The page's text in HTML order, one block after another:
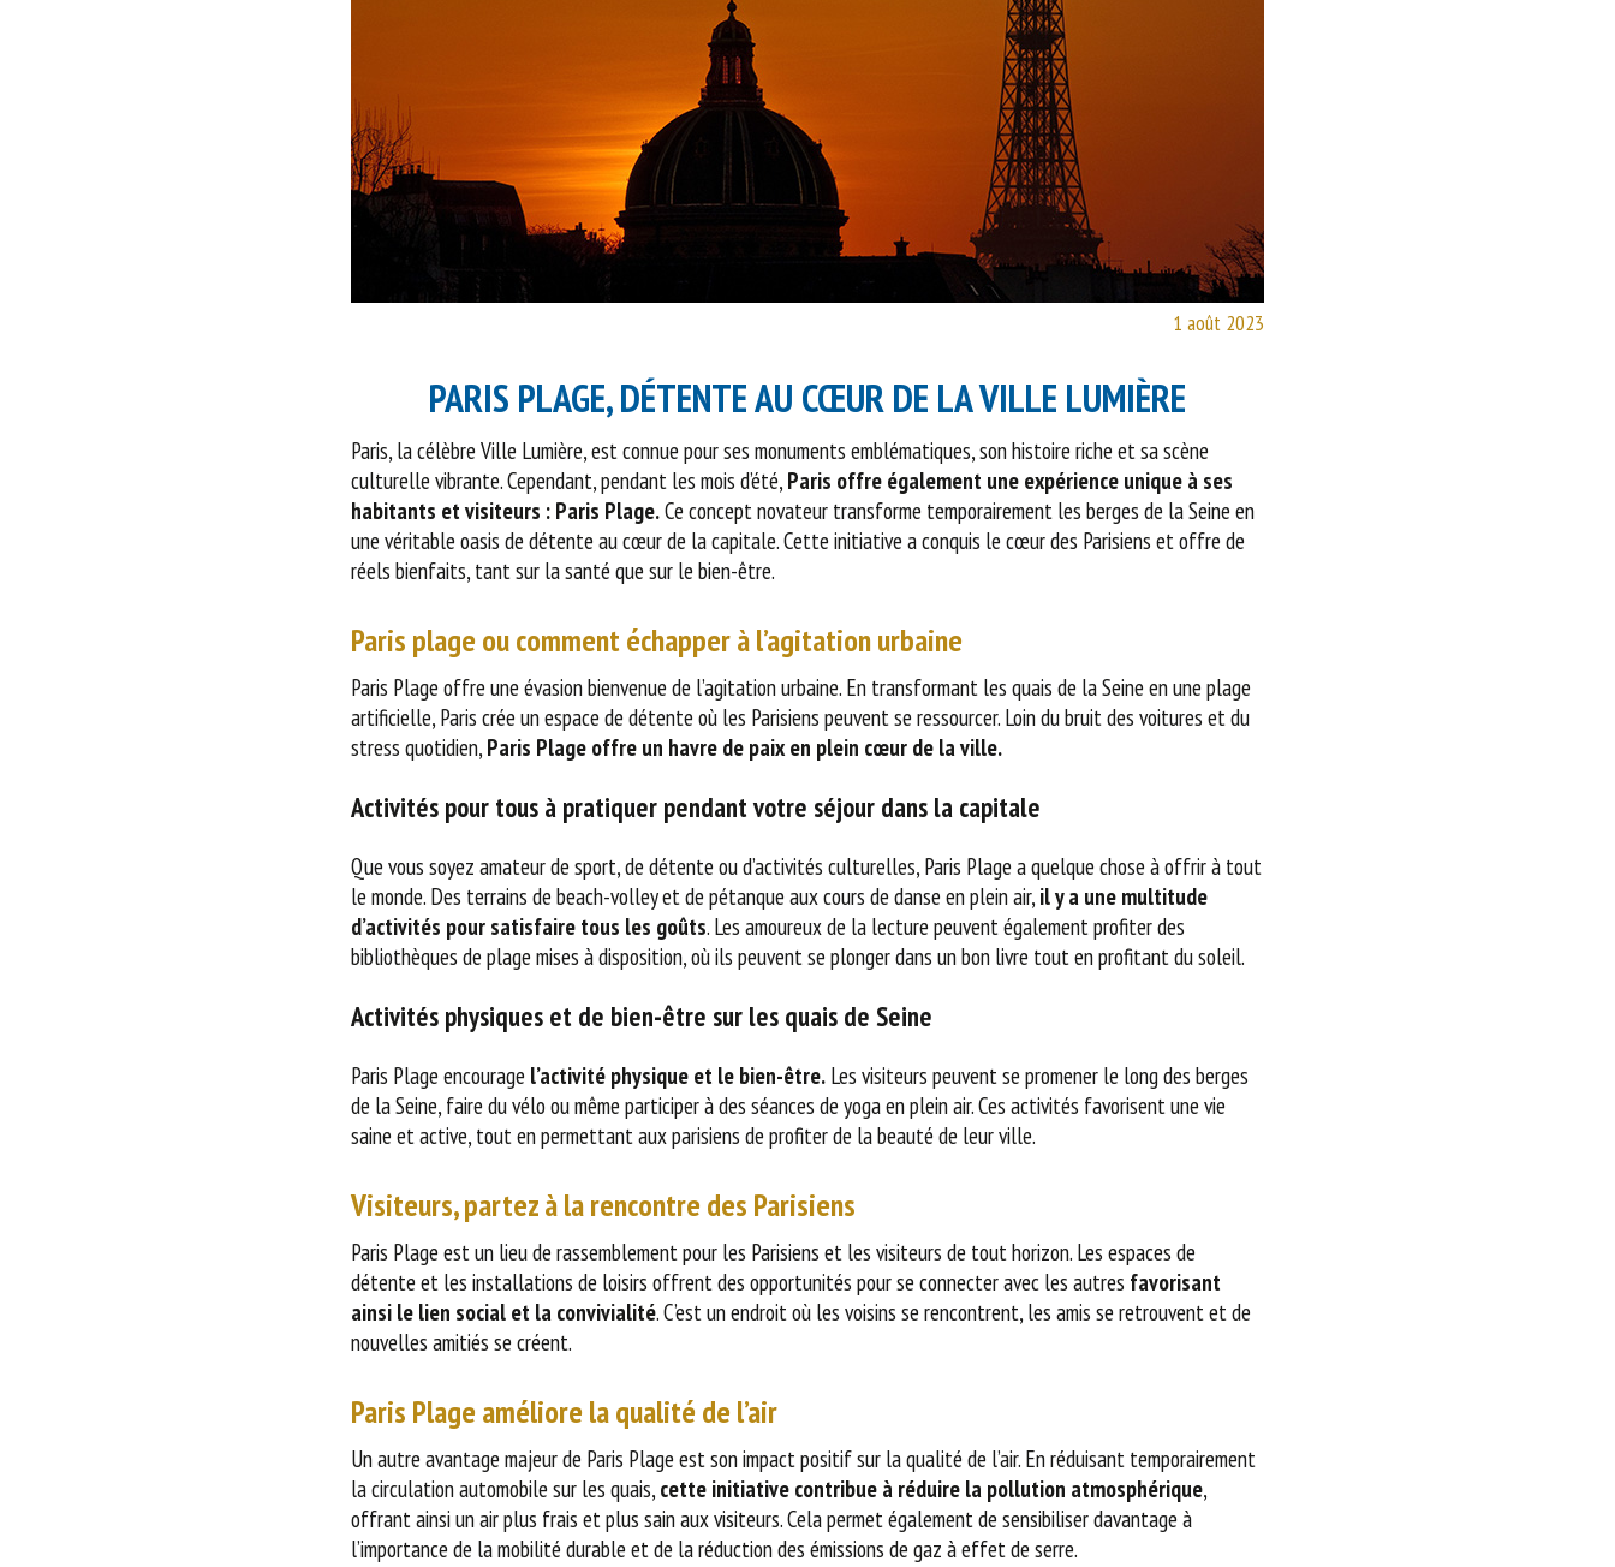
1 août 2023
PARIS PLAGE, DÉTENTE AU CŒUR DE LA VILLE LUMIÈRE
Paris, la célèbre Ville Lumière, est connue pour ses monuments emblématiques, son histoire riche et sa scène
culturelle vibrante. Cependant, pendant les mois d’été,Paris offre également une expérience unique à ses
habitants et visiteurs : Paris Plage.Ce concept novateur transforme temporairement les berges de la Seine en
une véritable oasis de détente au cœur de la capitale. Cette initiative a conquis le cœur des Parisiens et offre de
réels bienfaits, tant sur la santé que sur le bien-être.
Paris plage ou comment échapper à l’agitation urbaine
Paris Plage offre une évasion bienvenue de l’agitation urbaine. En transformant les quais de la Seine en une plage
artificielle, Paris crée un espace de détente où les Parisiens peuvent se ressourcer. Loin du bruit des voitures et du
stress quotidien,Paris Plage offre un havre de paix en plein cœur de la ville.
Activités pour tous à pratiquer pendant votre séjour dans la capitale
Que vous soyez amateur de sport, de détente ou d’activités culturelles, Paris Plage a quelque chose à offrir à tout
le monde. Des terrains de beach-volley et de pétanque aux cours de danse en plein air,il y a une multitude
d’activités pour satisfaire tous les goûts. Les amoureux de la lecture peuvent également profiter des
bibliothèques de plage mises à disposition, où ils peuvent se plonger dans un bon livre tout en profitant du soleil.
Activités physiques et de bien-être sur les quais de Seine
Paris Plage encourage l’activité physique et le bien-être. Les visiteurs peuvent se promener le long des berges
de la Seine, faire du vélo ou même participer à des séances de yoga en plein air. Ces activités favorisent une vie
saine et active, tout en permettant aux parisiens de profiter de la beauté de leur ville.
Visiteurs, partez à la rencontre des Parisiens
Paris Plage est un lieu de rassemblement pour les Parisiens et les visiteurs de tout horizon. Les espaces de
détente et les installations de loisirs offrent des opportunités pour se connecter avec les autres favorisant
ainsi le lien social et la convivialité. C’est un endroit où les voisins se rencontrent, les amis se retrouvent et de
nouvelles amitiés se créent.
Paris Plage améliore la qualité de l’air
Un autre avantage majeur de Paris Plage est son impact positif sur la qualité de l’air. En réduisant temporairement
la circulation automobile sur les quais,cette initiative contribue à réduire la pollution atmosphérique,
offrant ainsi un air plus frais et plus sain aux visiteurs. Cela permet également de sensibiliser davantage à
l’importance de la mobilité durable et de la réduction des émissions de gaz à effet de serre.